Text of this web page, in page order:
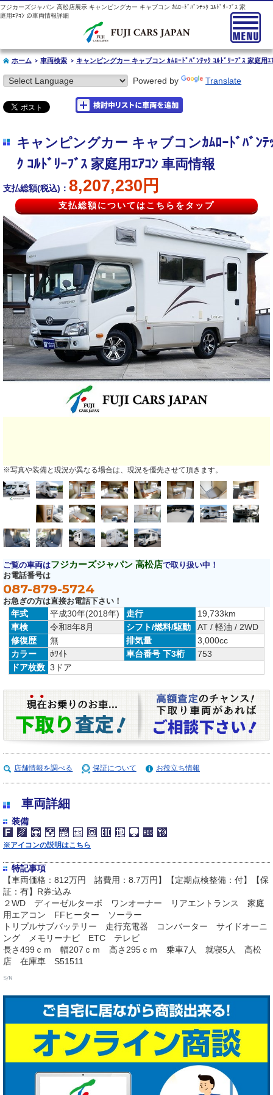
フジカーズジャパン 高松店展示 キャンピングカー キャブコン ｶﾑﾛｰﾄﾞﾊﾞﾝﾃｯｸ ｺﾙﾄﾞﾘｰﾌﾞｽ 家
庭用ｴｱｺﾝ の車両情報詳細
ホーム 車両検索 キャンピングカー キャブコン ｶﾑﾛｰﾄﾞﾊﾞﾝﾃｯｸ ｺﾙﾄﾞﾘｰﾌﾞｽ 家庭用ｴ
Powered by Translate
キャンピングカー キャブコンｶﾑﾛｰﾄﾞﾊﾞﾝﾃ
ｸ ｺﾙﾄﾞﾘｰﾌﾞｽ 家庭用ｴｱｺﾝ 車両情報
支払総額(税込)： 8,207,230円
支払総額についてはこちらをタップ
年式 平成30年(2018年) 走行
19,733km
車検
令和8年8月 シフト/燃料/駆動
AT / 軽油 / 2WD
修復歴
無 排気量
3,000cc
カラー
ﾎﾜｲﾄ 車台番号 下3桁
753
ドア枚数 3ドア
ご覧の車両はフジカーズジャパン 高松店で取り扱い中！
お電話番号は
087-879-5724
お急ぎの方は直接お電話下さい！
※写真や装備と現況が異なる場合は、現況を優先させて頂きます。
店舗情報を調べる 保証について お役立ち情報
車両詳細
装備
※アイコンの説明はこちら
特記事項
【車両価格：812万円 諸費用：8.7万円】【定期点検整備：付】【保
証：有】R券:込み
２WD ディーゼルターボ ワンオーナー リアエントランス 家庭
用エアコン FFヒーター ソーラー
トリプルサブバッテリー 走行充電器 コンバーター サイドオーニ
ング メモリーナビ ETC テレビ
長さ499ｃｍ 幅207ｃｍ 高さ295ｃｍ 乗車7人 就寝5人 高松
店 在庫車 S51511